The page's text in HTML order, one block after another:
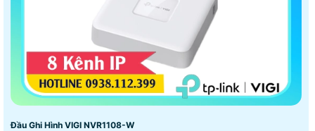
Đầu Ghi Hình VIGI NVR1108-W